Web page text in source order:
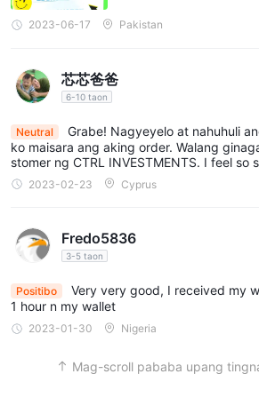
Platform ng kalakalan
kalakalan, ang ctrl trader, na nagbibigay
mangangalakal ng malakas at madaling
sa pangangalakal. ang ctrl trader platform
malawakang ginagamit na metatrader 4
binibigyang-daan nito ang mga
ang real-time na data ng merkado,
kanilang mga trading account nang
friendly na interface at mga advanced na
gumawa ng matalinong mga desisyon sa
samantalahin ang mga pagkakataon sa
at take-profit na antas, o paggamit ng
2023-06-17 Pakistan
芯芯爸爸
6-10 taon
Neutral
Grabe! Nagyeyelo at nahuhuli
ko maisara ang aking order. Walang
stomer ng CTRL INVESTMENTS. I feel so
2023-02-23 Cyprus
Fredo5836
3-5 taon
Positibo
Very very good, I received my
1 hour n my wallet
2023-01-30 Nigeria
Mag-scroll pababa upang